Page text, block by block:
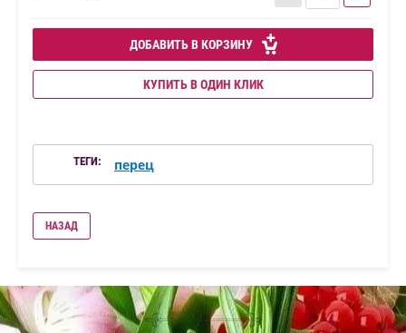
ДОБАВИТЬ В КОРЗИНУ
КУПИТЬ В ОДИН КЛИК
ТЕГИ: перец
НАЗАД